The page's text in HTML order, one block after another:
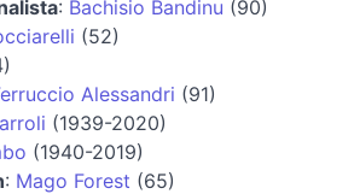
: Bachisio Bandinu (90)
(52)
Alessandri (91)
(1939-2020)
(1940-2019)
: Mago Forest (65)